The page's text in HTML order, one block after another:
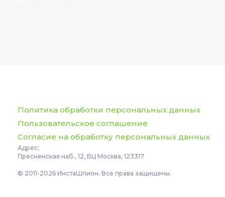
Политика обработки персональных данных
Пользовательское соглашение
Согласие на обработку персональных данных
Адрес:
Пресненская наб., 12, БЦ Москва, 123317
© 2011-2026 ИнстаШпион. Все права защищены.